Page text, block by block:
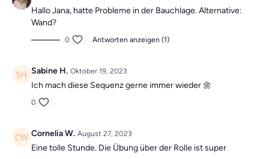
Hallo Jana, hatte Probleme in der Bauchlage. Alternative:
Wand?
0 Antworten anzeigen (1)
Sabine H. Oktober 19, 2023
Ich mach diese Sequenz gerne immer wieder 🌼
0
Cornelia W. August 27, 2023
Eine tolle Stunde. Die Übung über der Rolle ist super